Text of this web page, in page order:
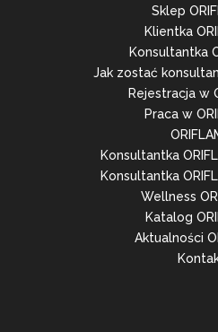
Sklep
Klientka
Konsultantka
Jak zostać
Rejestracja w
Praca w
Konsultantka
Konsultantka
Wellness
Katalog
Aktualności